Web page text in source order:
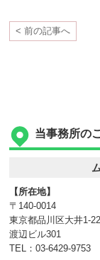
< 前の記事へ
当事務所の
【所在地】
〒140-0014
東京都品川区大井1-
渡辺ビル301
TEL：03-6429-9753